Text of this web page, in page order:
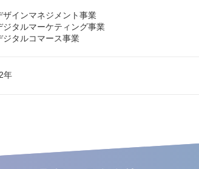
ザインマネジメント事業
ジタルマーケティング事業
ジタルコマース事業
年